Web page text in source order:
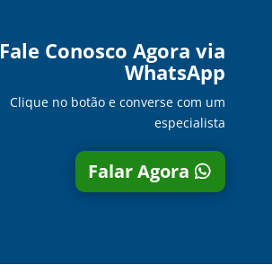
Fale Conosco Agora via
WhatsApp
Clique no botão e converse com um
especialista
Falar Agora